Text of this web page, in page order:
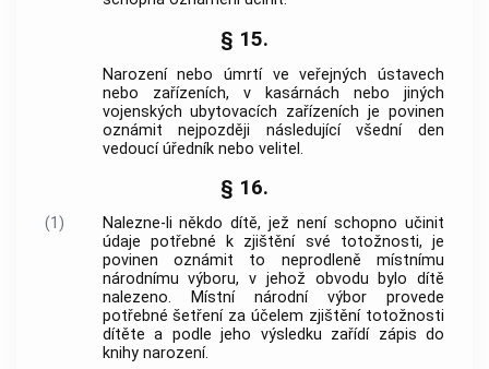
§ 15.
Narození nebo úmrtí ve veřejných ústavech
nebo zařízeních, v kasárnách nebo jiných
vojenských ubytovacích zařízeních je povinen
oznámit nejpozději následující všední den
vedoucí úředník nebo velitel.
§ 16.
(1)
Nalezne-li někdo dítě, jež není schopno učinit
údaje potřebné k zjištění své totožnosti, je
povinen oznámit to neprodleně místnímu
národnímu výboru, v jehož obvodu bylo dítě
nalezeno. Místní národní výbor provede
potřebné šetření za účelem zjištění totožnosti
dítěte a podle jeho výsledku zařídí zápis do
knihy narození.